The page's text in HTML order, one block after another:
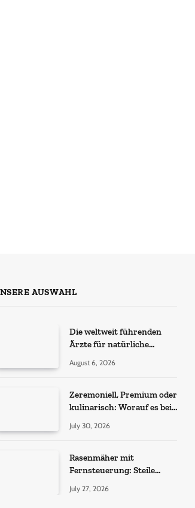
AUSWAHL
Die weltweit führenden
Ärzte für natürliche
Haartransplantationen
August 6, 2026
Zeremoniell, Premium oder
kulinarisch: Worauf es bei
July 30, 2026
Rasenmäher mit
Fernsteuerung: Steile
July 27, 2026